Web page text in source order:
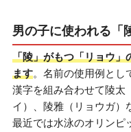
男の子に使われる「
「陵」がもつ「リョウ」
ます。名前の使用例とし
漢字を組み合わせて陵太
イ）、陵雅（リョウガ）
最近では水泳のオリンピ